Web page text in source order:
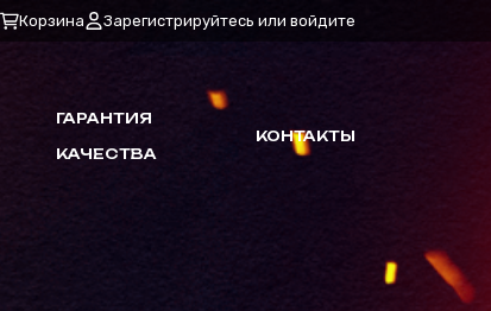
Корзина Зарегистрируйтесь или войдите
ГАРАНТИЯ
КАЧЕСТВА
КОНТАКТЫ